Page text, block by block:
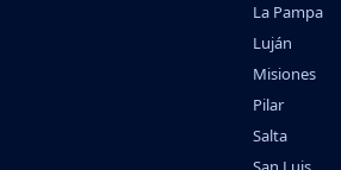
La Pampa
Luján
Misiones
Pilar
Salta